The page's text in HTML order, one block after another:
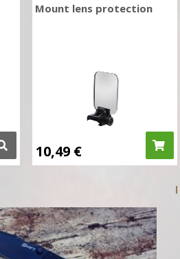
Mount lens protection
10,49 €